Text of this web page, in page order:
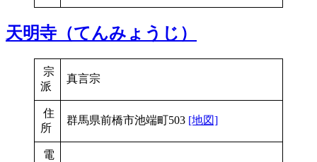
天明寺（てんみょうじ）
宗
派
真言宗
住
所
群馬県前橋市池端町503 [地図]
電